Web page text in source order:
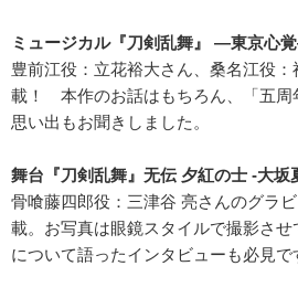
ミュージカル『刀剣乱舞』 ―東京心
豊前江役：立花裕大さん、桑名江役
載！ 本作のお話はもちろん、「五周
思い出もお聞きしました。
舞台『刀剣乱舞』无伝 夕紅の士 -大坂
骨喰藤四郎役：三津谷 亮さんのグラ
載。お写真は眼鏡スタイルで撮影さ
について語ったインタビューも必見